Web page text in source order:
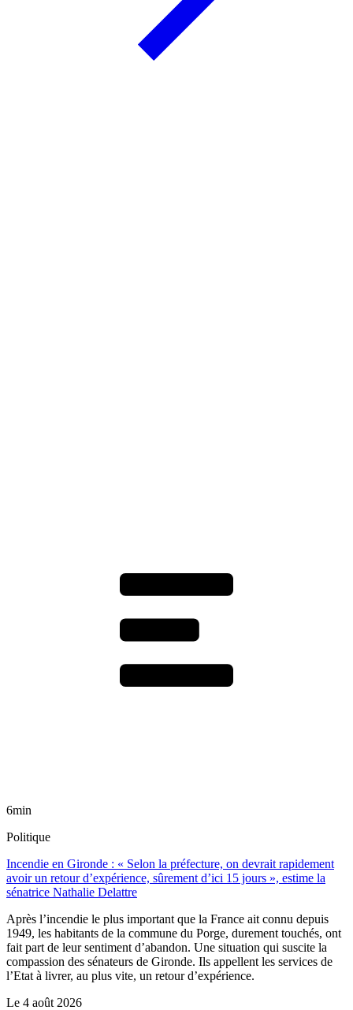
6min
Politique
Incendie en Gironde : « Selon la préfecture, on devrait rapidement
avoir un retour d’expérience, sûrement d’ici 15 jours », estime la
sénatrice Nathalie Delattre
Après l’incendie le plus important que la France ait connu depuis
1949, les habitants de la commune du Porge, durement touchés, ont
fait part de leur sentiment d’abandon. Une situation qui suscite la
compassion des sénateurs de Gironde. Ils appellent les services de
l’Etat à livrer, au plus vite, un retour d’expérience.
Le 4 août 2026